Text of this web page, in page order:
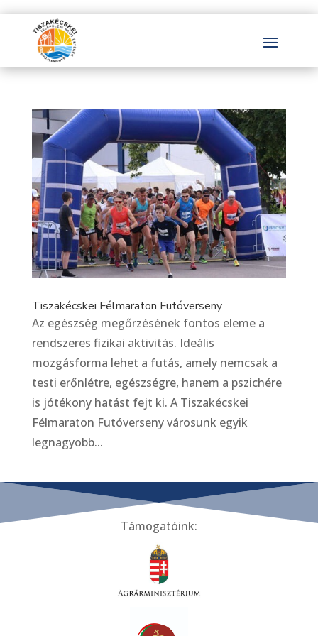
Tiszakécskei Félmaraton Futóverseny
Az egészség megőrzésének fontos eleme a
rendszeres fizikai aktivitás. Ideális
mozgásforma lehet a futás, amely nemcsak a
testi erőnlétre, egészségre, hanem a pszichére
is jótékony hatást fejt ki. A Tiszakécskei
Félmaraton Futóverseny városunk egyik
legnagyobb...
Támogatóink: